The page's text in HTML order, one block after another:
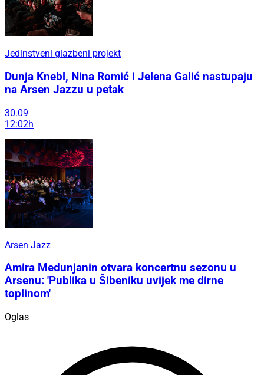
Jedinstveni glazbeni projekt
Dunja Knebl, Nina Romić i Jelena Galić nastupaju
na Arsen Jazzu u petak
30.09
12:02h
Arsen Jazz
Amira Medunjanin otvara koncertnu sezonu u
Arsenu: 'Publika u Šibeniku uvijek me dirne
toplinom'
Oglas